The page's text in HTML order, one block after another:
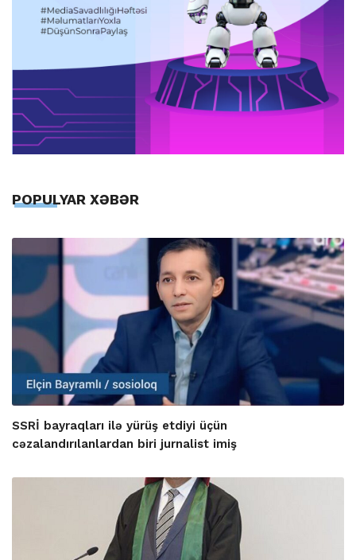
POPULYAR XƏBƏR
SSRİ bayraqları ilə yürüş etdiyi üçün
cəzalandırılanlardan biri jurnalist imiş